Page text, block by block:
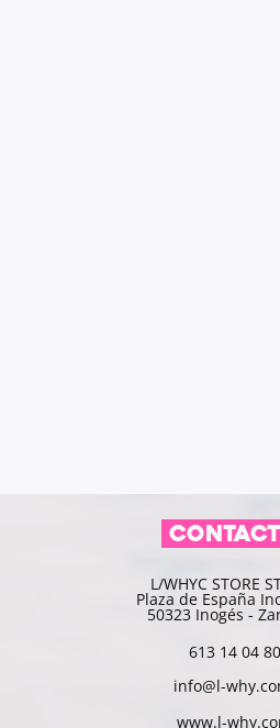
L/WHYC STORE
Plaza de España
50323 Inogés -
613 14 04 80
info@l-
www.l-